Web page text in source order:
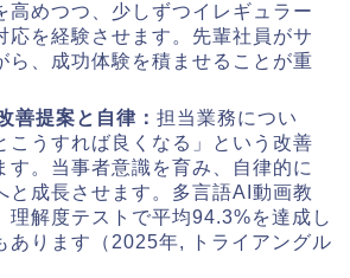
高めつつ、少しずつイレギュラー
応を経験させます。先輩社員がサ
ら、成功体験を積ませることが重
善提案と自律： 担当業務につい
こうすれば良くなる」という改善
す。当事者意識を育み、自律的に
と成長させます。多言語AI動画教
理解度テストで平均94.3%を達成し
あります（2025年, トライアングル